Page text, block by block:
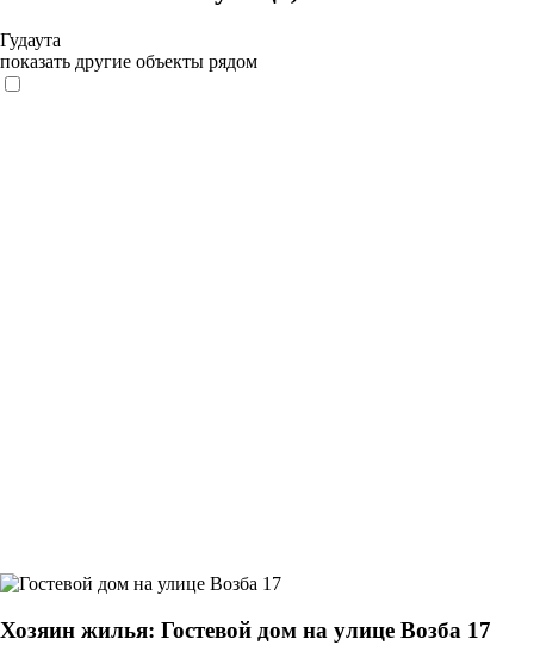
Гудаута
показать другие объекты рядом
Хозяин жилья: Гостевой дом на улице Возба 17